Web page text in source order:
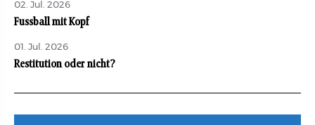
02. Jul. 2026
Fussball mit Kopf
01. Jul. 2026
Restitution oder nicht?